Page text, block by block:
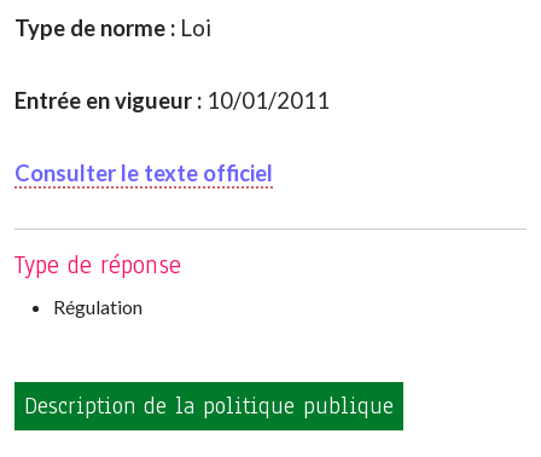
Type de norme : Loi
Entrée en vigueur : 10/01/2011
Consulter le texte officiel
Type de réponse
Régulation
Description de la politique publique